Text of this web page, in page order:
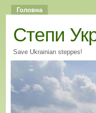
Головна
Cтепи
Save Ukrainian steppes!